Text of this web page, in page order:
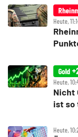
Heute,
Gold
Heute,
Nicht
ist so
Heute,